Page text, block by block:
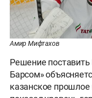
Амир Мифтахов
Решение
Барсом»
казанское прошлое